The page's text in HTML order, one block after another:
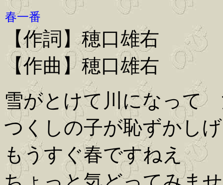
春一番
【作詞】穂口雄右
【作曲】穂口雄右
雪がとけて川になって
つくしの子が恥ずかし
もうすぐ春ですねえ